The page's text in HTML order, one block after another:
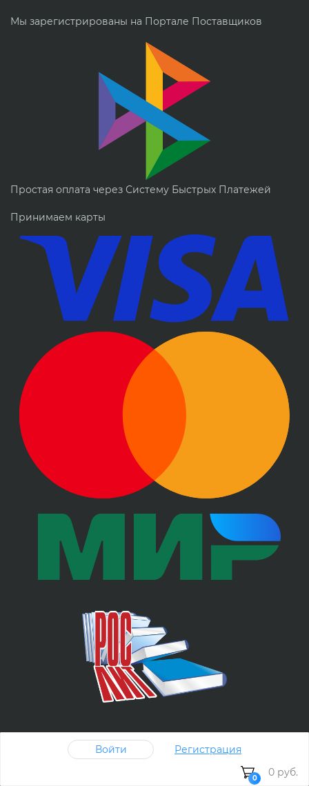
Мы зарегистрированы на Портале Поставщиков
Простая оплата через Систему Быстрых Платежей
Принимаем карты
Покупки от 1 книги
Войти Регистрация
0 0 руб.